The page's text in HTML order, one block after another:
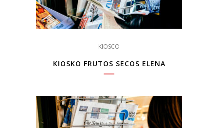
KIOSCO
KIOSKO FRUTOS SECOS ELENA